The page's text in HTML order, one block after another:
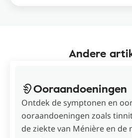
Andere
Ooraandoeningen
Ontdek de symptonen en
ooraandoeningen zoals
de ziekte van Ménière en de